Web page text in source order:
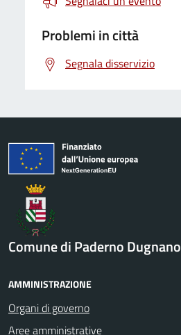
Problemi in città
Segnala disservizio
Comune di Paderno Dugnano
AMMINISTRAZIONE
Organi di governo
Aree amministrative